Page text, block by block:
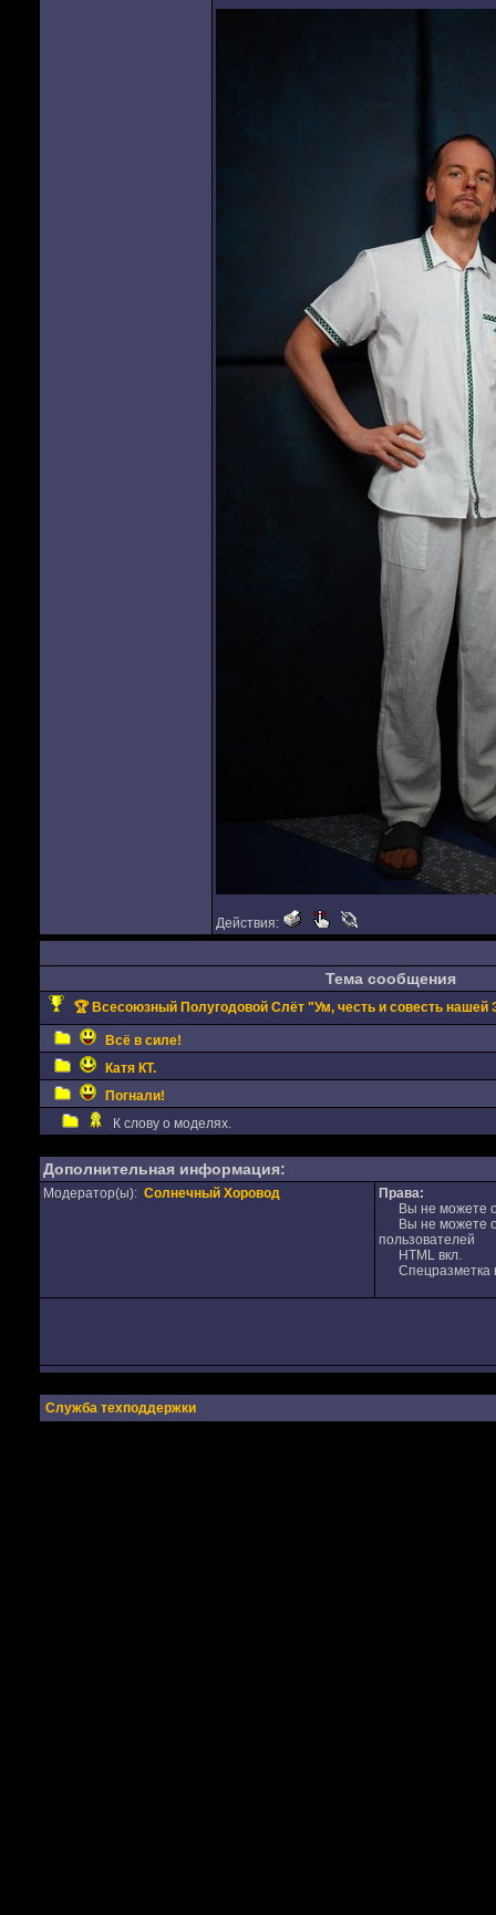
Действия:
Тема сообщения
🏆 Всесоюзный Полугодовой Слёт "Ум, честь и совесть нашей
Всё в силе!
Катя КТ.
Погнали!
К слову о моделях.
Дополнительная информация:
Модератор(ы): Солнечный Хоровод
Права:
Вы не можете
Вы не можете
пользователей
HTML вкл.
Спецразметка
Служба техподдержки